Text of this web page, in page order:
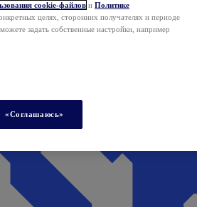
cookie-файлов и Политике
целях, сторонних получателях и периоде
задать собственные настройки, например
«Соглашаюсь»